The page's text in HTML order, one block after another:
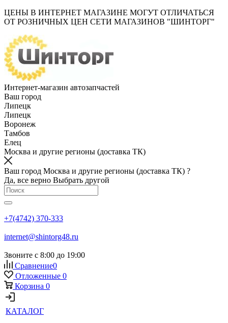
ЦЕНЫ В ИНТЕРНЕТ МАГАЗИНЕ МОГУТ ОТЛИЧАТЬСЯ
ОТ РОЗНИЧНЫХ ЦЕН СЕТИ МАГАЗИНОВ "ШИНТОРГ"
Интернет-магазин автозапчастей
Ваш город
Липецк
Липецк
Воронеж
Тамбов
Елец
Москва и другие регионы (доставка ТК)
Ваш город Москва и другие регионы (доставка ТК) ?
Да, все верно Выбрать другой
+7(4742) 370-333
internet@shintorg48.ru
Звоните с 8:00 до 19:00
Сравнение0
Отложенные 0
Корзина 0
КАТАЛОГ